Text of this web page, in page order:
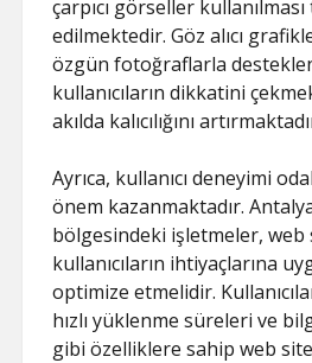
çarpıcı görseller
edilmektedir. Göz alıcı
özgün fotoğraflarla
kullanıcıların dikkatini
akılda kalıcılığını
Ayrıca, kullanıcı deneyimi
önem kazanmaktadır.
bölgesindeki işletmeler, web
kullanıcıların ihtiyaçlarına
optimize etmelidir.
hızlı yüklenme süreleri ve
gibi özelliklere sahip web